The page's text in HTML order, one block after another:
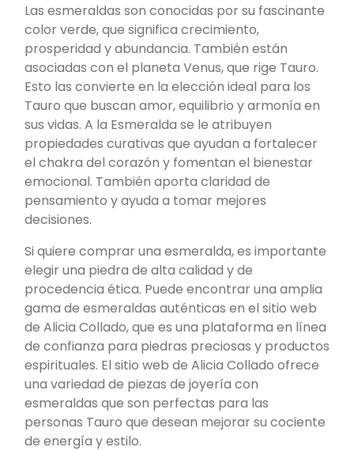
Las esmeraldas son conocidas por su fascinante
color verde, que significa crecimiento,
prosperidad y abundancia. También están
asociadas con el planeta Venus, que rige Tauro.
Esto las convierte en la elección ideal para los
Tauro que buscan amor, equilibrio y armonía en
sus vidas. A la Esmeralda se le atribuyen
propiedades curativas que ayudan a fortalecer
el chakra del corazón y fomentan el bienestar
emocional. También aporta claridad de
pensamiento y ayuda a tomar mejores
decisiones.
Si quiere comprar una esmeralda, es importante
elegir una piedra de alta calidad y de
procedencia ética. Puede encontrar una amplia
gama de esmeraldas auténticas en el sitio web
de Alicia Collado, que es una plataforma en línea
de confianza para piedras preciosas y productos
espirituales. El sitio web de Alicia Collado ofrece
una variedad de piezas de joyería con
esmeraldas que son perfectas para las
personas Tauro que desean mejorar su cociente
de energía y estilo.